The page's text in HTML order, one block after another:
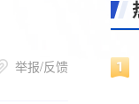
举报/反馈